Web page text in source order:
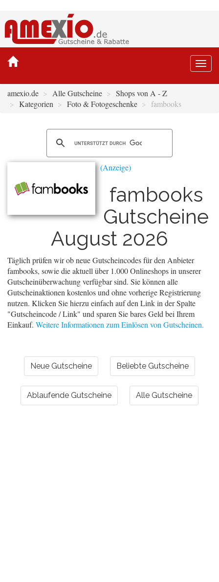
amexio.de Alle Gutscheine
Shops von A - Z
Kategorien
Foto & Fotogeschenke fambooks
fambooks
Gutscheine
August 2026
Täglich prüfen wir ob neue Gutscheincodes für den Anbieter
fambooks, sowie die aktuell über 1.000 Onlineshops in unserer
Gutscheinüberwachung verfügbar sind. Sie können alle
Gutscheinaktionen kostenlos und ohne vorherige Registrierung
nutzen. Klicken Sie hierzu einfach auf den Link in der Spalte
"Gutscheincode / Link" und sparen Sie bares Geld bei Ihrem
Einkauf. Weitere Informationen zum Einlösen von Gutscheinen.
Neue Gutscheine Beliebte Gutscheine
Ablaufende Gutscheine Alle Gutscheine